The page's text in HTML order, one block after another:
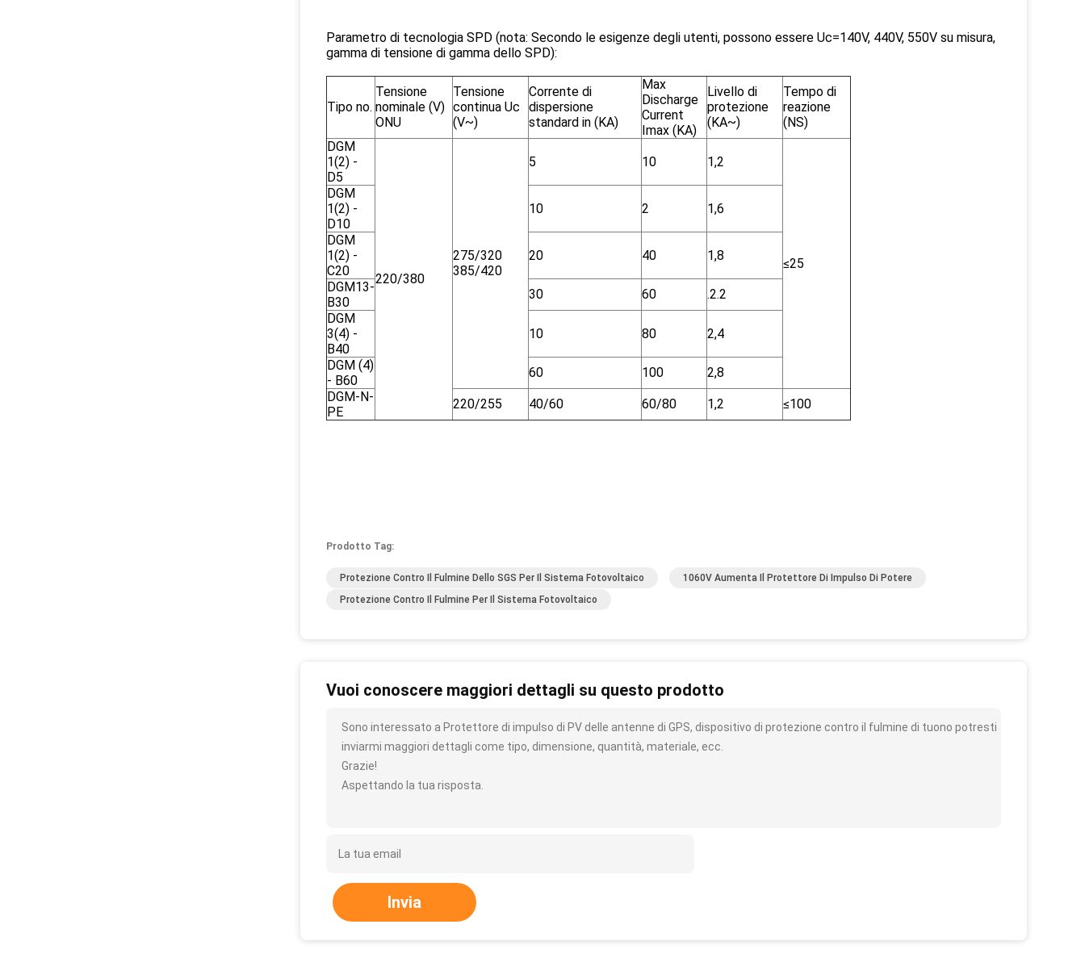
Parametro di tecnologia SPD (nota: Secondo le esigenze degli utenti, possono essere Uc=140V, 440V, 550V su misura,
gamma di tensione di gamma dello SPD):
Tipo no.
Tensione
nominale (V)
ONU
Tensione
continua Uc
(V~)
Corrente di
dispersione
standard in (KA)
Max
Discharge
Current
Imax (KA)
Livello di
protezione
(KA~)
Tempo di
reazione
(NS)
DGM
1(2) -
D5
220/380
275/320
385/420
5 10 1,2
≤25
DGM
1(2) -
D10
10 2 1,6
DGM
1(2) -
C20
20 40 1,8
DGM13-
B30
30 60
.2.2
DGM
3(4) -
B40
10 80 2,4
DGM (4)
- B60
60 100
2,8
DGM-N-
PE
220/255 40/60 60/80 1,2 ≤100
Prodotto Tag:
Protezione Contro Il Fulmine Dello SGS Per Il Sistema Fotovoltaico
1060V Aumenta Il Protettore Di Impulso Di Potere
Protezione Contro Il Fulmine Per Il Sistema Fotovoltaico
Vuoi conoscere maggiori dettagli su questo prodotto
Sono interessato a Protettore di impulso di PV delle antenne di GPS, dispositivo di protezione contro il fulmine di tuono potresti
inviarmi maggiori dettagli come tipo, dimensione, quantità, materiale, ecc.
Grazie!
Aspettando la tua risposta.
Invia